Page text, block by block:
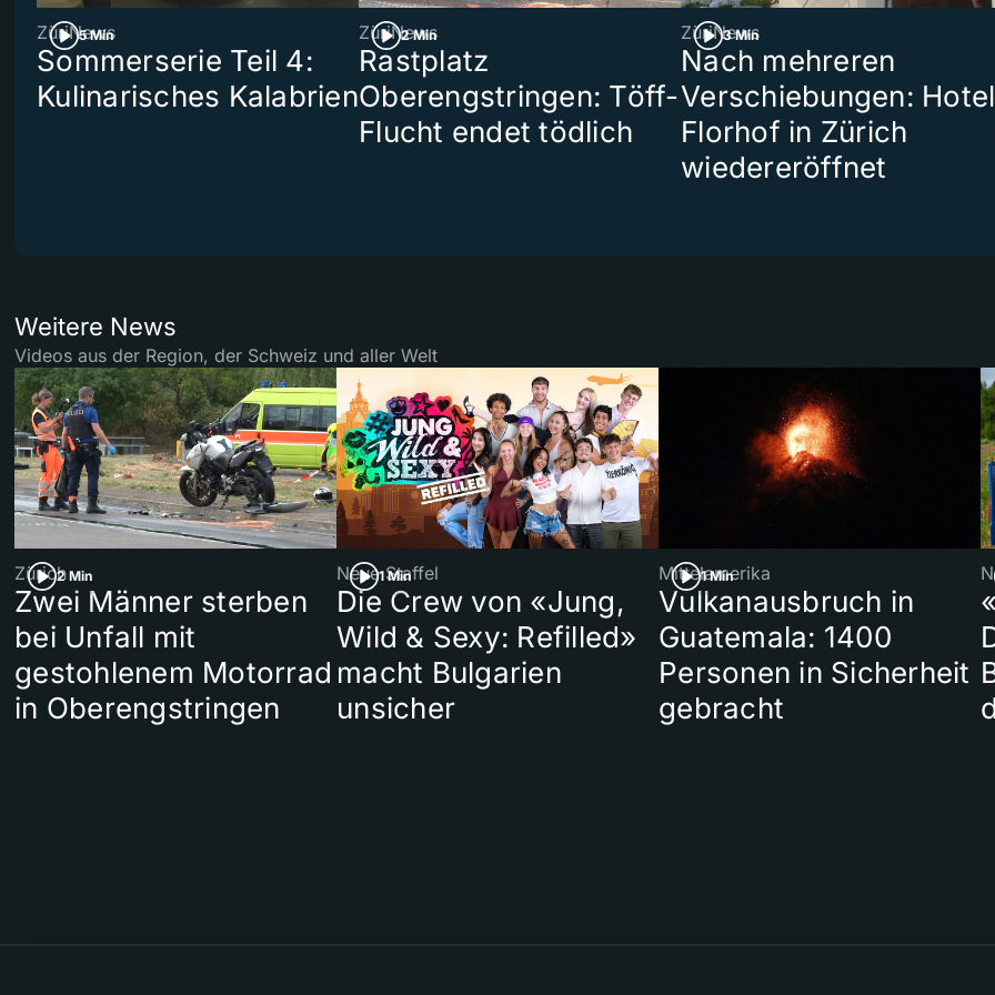
5 Min
ZüriNews
Sommerserie Teil 4:
Kulinarisches Kalabrien
2 Min
ZüriNews
Rastplatz
Oberengstringen: Töff-
Flucht endet tödlich
3 Min
ZüriNews
Nach mehreren
Verschiebungen: Hotel
Florhof in Zürich
wiedereröffnet
Weitere News
Videos aus der Region, der Schweiz und aller Welt
2 Min
Zürich
Zwei Männer sterben
bei Unfall mit
gestohlenem Motorrad
in Oberengstringen
1 Min
Neue Staffel
Die Crew von «Jung,
Wild & Sexy: Refilled»
macht Bulgarien
unsicher
1 Min
Mittelamerika
Vulkanausbruch in
Guatemala: 1400
Personen in Sicherheit
gebracht